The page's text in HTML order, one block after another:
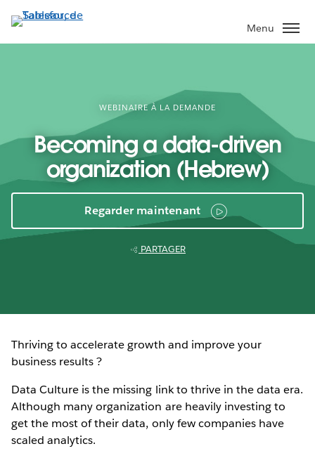
Aller
au
contenu
Menu
WEBINAIRE À LA DEMANDE
Becoming a data-driven
organization (Hebrew)
Regarder maintenant
PARTAGER
Thriving to accelerate growth and improve your
business results ?
Data Culture is the missing link to thrive in the data era.
Although many organization are heavily investing to
get the most of their data, only few companies have
scaled analytics.